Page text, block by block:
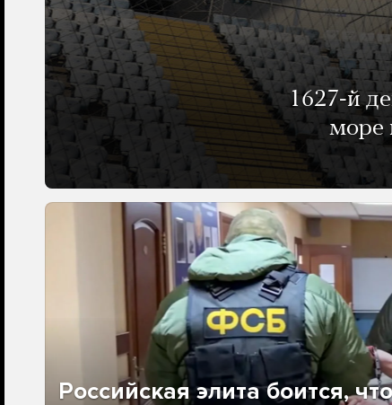
1627-й
море
Российская элита боится,